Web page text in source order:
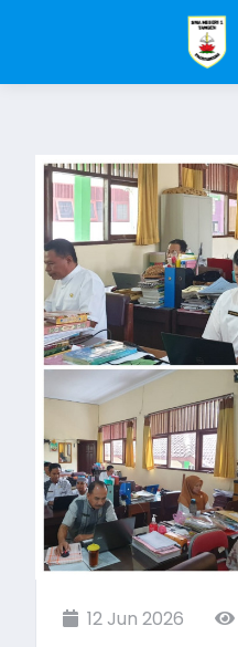
12 Jun 2026